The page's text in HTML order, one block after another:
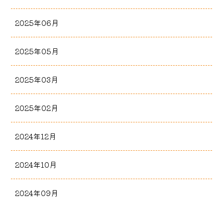
2025年06月
2025年05月
2025年03月
2025年02月
2024年12月
2024年10月
2024年09月